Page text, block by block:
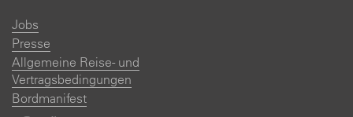
Jobs
Presse
Allgemeine Reise- und
Vertragsbedingungen
Bordmanifest